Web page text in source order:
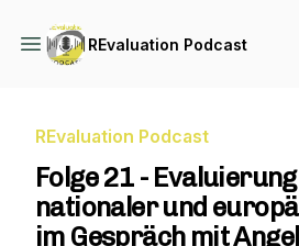
REvaluation Podcast
REvaluation Podcast
Folge 21 -
nationaler und
im Gespräch mit